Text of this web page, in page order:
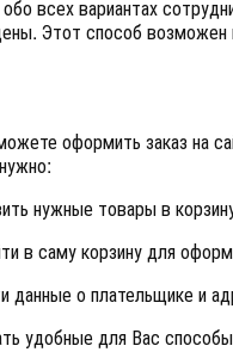
всех вариантах
Этот способ
оформить заказ на
нужные товары в
в саму корзину для
данные о плательщике и
удобные для Вас